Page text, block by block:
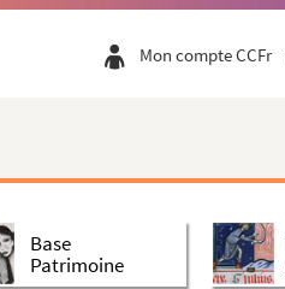
Mon compte CCFr
Base
Patrimoine
semaine, ...